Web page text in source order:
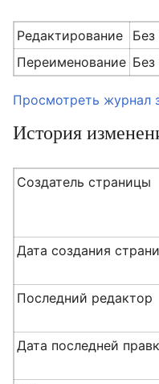
Редактирование
Переименование
Просмотреть журнал
История
Создатель страницы
Дата создания
Последний редактор
Дата последней